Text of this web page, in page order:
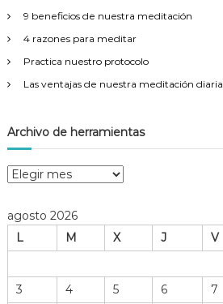
9 beneficios de nuestra meditación
4 razones para meditar
Practica nuestro protocolo
Las ventajas de nuestra meditación diaria
Archivo de herramientas
A
h
o
agosto 2026
L
M X J V
3
4 5 6 7